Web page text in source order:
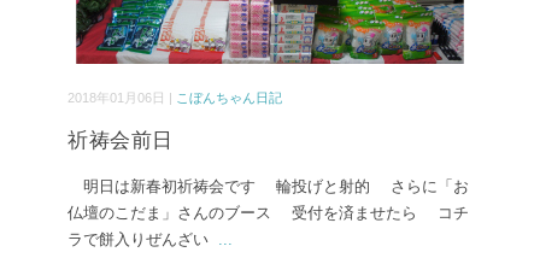
2018年01月06日 | こぼんちゃん日記
祈祷会前日
明日は新春初祈祷会です 輪投げと射的 さらに「お
仏壇のこだま」さんのブース 受付を済ませたら コチ
ラで餅入りぜんざい ...